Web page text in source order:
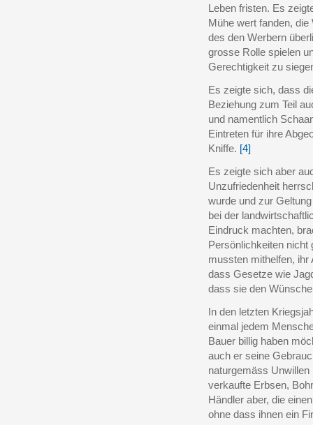
Leben fristen. Es
Mühe wert fanden,
des den Werbern
grosse Rolle spielen
Gerechtigkeit zu
Es zeigte sich, dass
Beziehung zum Teil
und namentlich
Eintreten für ihre
Kniffe. [4]
Es zeigte sich aber
Unzufriedenheit
wurde und zur
bei der
Eindruck machten,
Persönlichkeiten nicht
mussten mithelfen,
dass Gesetze wie
dass sie den
In den letzten
einmal jedem
Bauer billig haben
auch er seine
naturgemäss
verkaufte Erbsen,
Händler aber, die
ohne dass ihnen ein